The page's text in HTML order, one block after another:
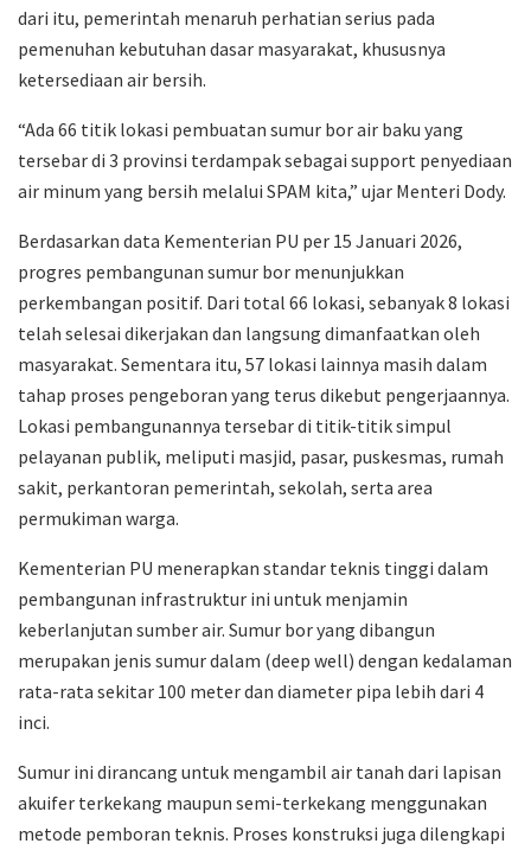
dari itu, pemerintah menaruh perhatian serius pada
pemenuhan kebutuhan dasar masyarakat, khususnya
ketersediaan air bersih.
“Ada 66 titik lokasi pembuatan sumur bor air baku yang
tersebar di 3 provinsi terdampak sebagai support penyediaan
air minum yang bersih melalui SPAM kita,” ujar Menteri Dody.
Berdasarkan data Kementerian PU per 15 Januari 2026,
progres pembangunan sumur bor menunjukkan
perkembangan positif. Dari total 66 lokasi, sebanyak 8 lokasi
telah selesai dikerjakan dan langsung dimanfaatkan oleh
masyarakat. Sementara itu, 57 lokasi lainnya masih dalam
tahap proses pengeboran yang terus dikebut pengerjaannya.
Lokasi pembangunannya tersebar di titik-titik simpul
pelayanan publik, meliputi masjid, pasar, puskesmas, rumah
sakit, perkantoran pemerintah, sekolah, serta area
permukiman warga.
Kementerian PU menerapkan standar teknis tinggi dalam
pembangunan infrastruktur ini untuk menjamin
keberlanjutan sumber air. Sumur bor yang dibangun
merupakan jenis sumur dalam (deep well) dengan kedalaman
rata-rata sekitar 100 meter dan diameter pipa lebih dari 4
inci.
Sumur ini dirancang untuk mengambil air tanah dari lapisan
akuifer terkekang maupun semi-terkekang menggunakan
metode pemboran teknis. Proses konstruksi juga dilengkapi